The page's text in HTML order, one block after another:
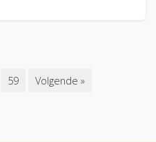
59 Volgende »